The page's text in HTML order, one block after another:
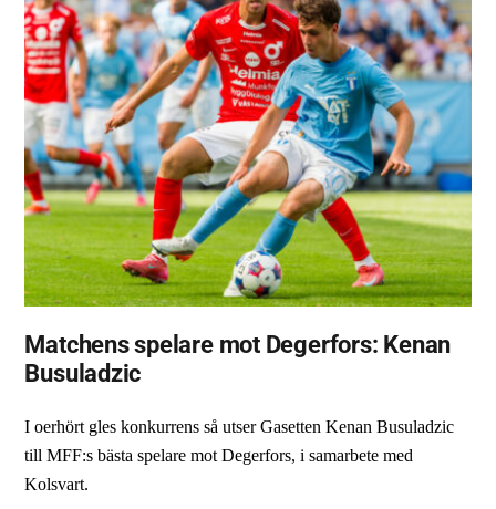
Matchens spelare mot Degerfors: Kenan
Busuladzic
I oerhört gles konkurrens så utser Gasetten Kenan Busuladzic
till MFF:s bästa spelare mot Degerfors, i samarbete med
Kolsvart.